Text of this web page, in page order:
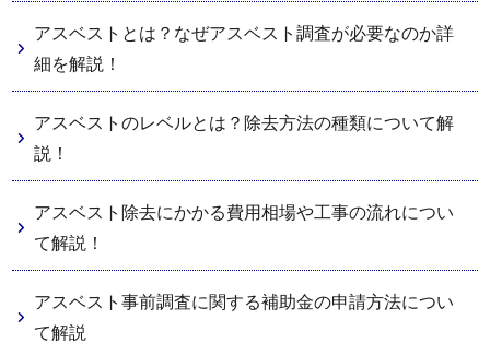
アスベストとは？なぜアスベスト調査が必要なのか詳
細を解説！
アスベストのレベルとは？除去方法の種類について解
説！
アスベスト除去にかかる費用相場や工事の流れについ
て解説！
アスベスト事前調査に関する補助金の申請方法につい
て解説